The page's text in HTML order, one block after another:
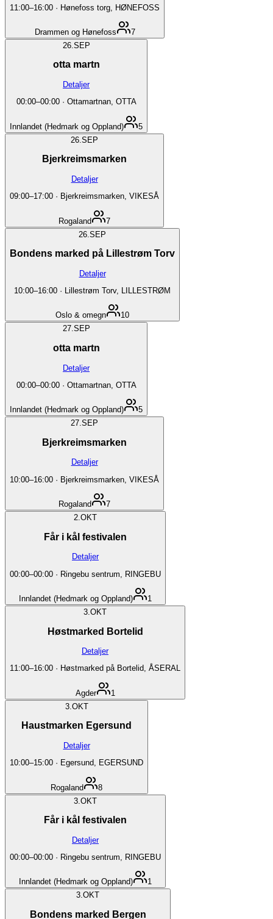
11:00–16:00 · Hønefoss torg, HØNEFOSS
Drammen og Hønefoss
7
26. SEP
otta martn
Detaljer
00:00–00:00· Ottamartnan, OTTA
Innlandet (Hedmark og Oppland)
5
26. SEP
Bjerkreimsmarken
Detaljer
09:00–17:00 · Bjerkreimsmarken, VIKESÅ
Rogaland
7
26. SEP
Bondens marked på Lillestrøm Torv
Detaljer
10:00–16:00 · Lillestrøm Torv, LILLESTRØM
Oslo & omegn
10
27.SEP
otta martn
Detaljer
00:00–00:00· Ottamartnan, OTTA
Innlandet (Hedmark og Oppland)
5
27.SEP
Bjerkreimsmarken
Detaljer
10:00–16:00 · Bjerkreimsmarken, VIKESÅ
Rogaland
7
2.OKT
Får i kål festivalen
Detaljer
00:00–00:00 · Ringebu sentrum, RINGEBU
Innlandet (Hedmark og Oppland)
1
3. OKT
Høstmarked Bortelid
Detaljer
11:00–16:00 · Høstmarked på Bortelid, ÅSERAL
Agder
1
3. OKT
Haustmarken Egersund
Detaljer
10:00–15:00 · Egersund, EGERSUND
Rogaland
8
3. OKT
Får i kål festivalen
Detaljer
00:00–00:00 · Ringebu sentrum, RINGEBU
Innlandet (Hedmark og Oppland)
1
3.OKT
Bondens marked Bergen